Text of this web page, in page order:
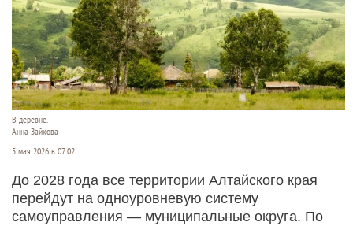
В деревне.
Анна Зайкова
5 мая 2026 в 07:02
До 2028 года все территории Алтайского края
перейдут на одноуровневую систему
самоуправления — муниципальные округа. По